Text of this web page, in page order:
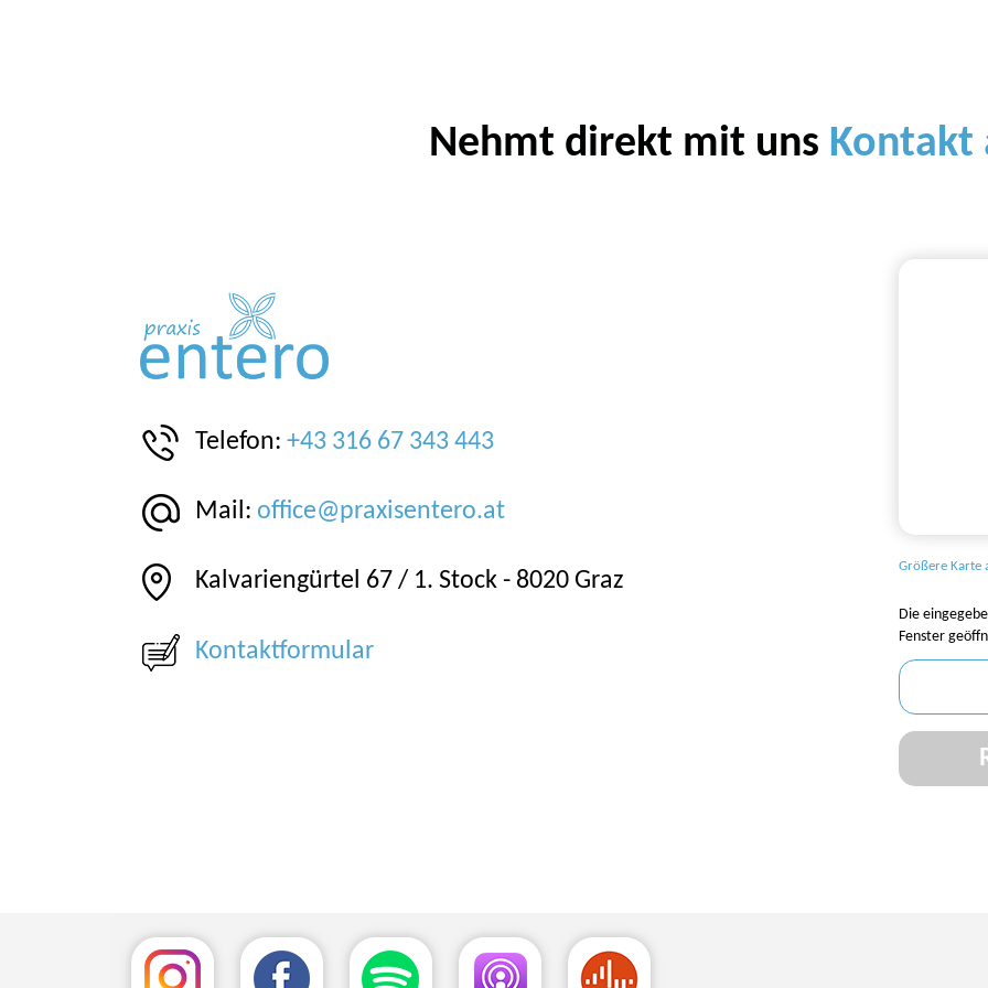
Nehmt direkt mit uns Kontakt
Telefon: +43 316 67 343 443
Mail: office@praxisentero.at
Kalvariengürtel 67 / 1. Stock - 8020 Graz
Kontaktformular
Größere Karte
Die
Fenster